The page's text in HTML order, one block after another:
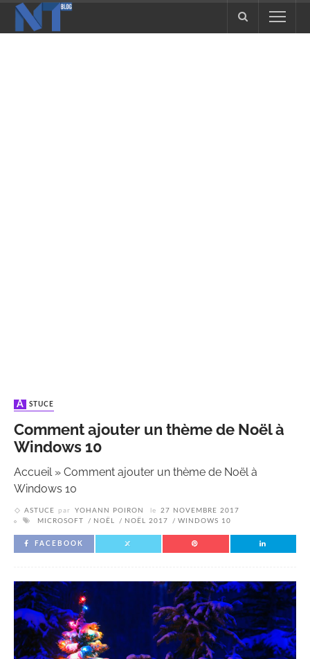
ASTUCE
Comment ajouter un thème de Noël à
Windows 10
Accueil» Comment ajouter un thème de Noël à
Windows 10
ASTUCE par YOHANN POIRON le
27 NOVEMBRE 2017
MICROSOFT
NOËL NOËL 2017 WINDOWS 10
FACEBOOK